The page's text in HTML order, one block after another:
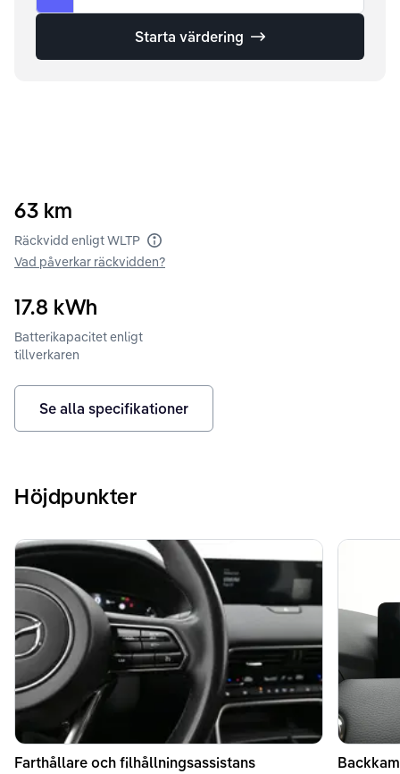
Starta värdering
63 km
Räckvidd enligt WLTP
Vad påverkar räckvidden?
17.8 kWh
Batterikapacitet enligt
tillverkaren
Se alla specifikationer
Höjdpunkter
Farthållare och filhållningsassistans